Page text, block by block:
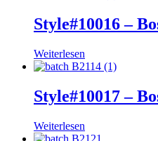
Style#10016 –
Weiterlesen
Style#10017 –
Weiterlesen